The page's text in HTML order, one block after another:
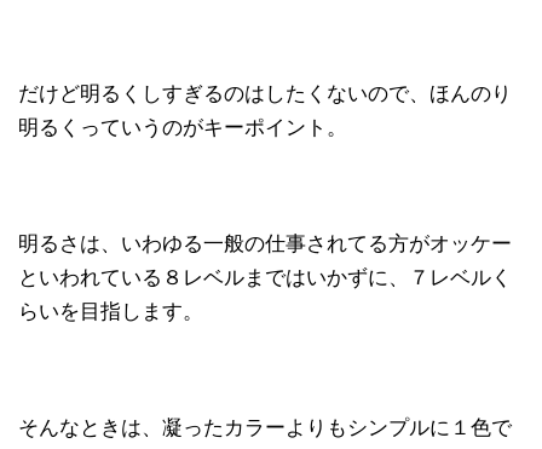
だけど明るくしすぎるのはしたくないので、ほんのり
明るくっていうのがキーポイント。
明るさは、いわゆる一般の仕事されてる方がオッケー
といわれている８レベルまではいかずに、７レベルく
らいを目指します。
そんなときは、凝ったカラーよりもシンプルに１色で